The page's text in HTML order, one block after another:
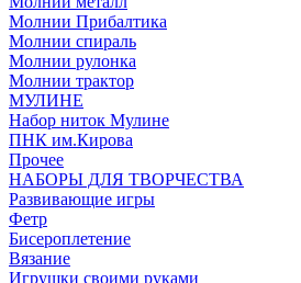
Молнии Прибалтика
Молнии спираль
Молнии рулонка
Молнии трактор
МУЛИНЕ
Набор ниток Мулине
ПНК им.Кирова
Прочее
НАБОРЫ ДЛЯ ТВОРЧЕСТВА
Развивающие игры
Фетр
Бисероплетение
Вязание
Игрушки своими руками